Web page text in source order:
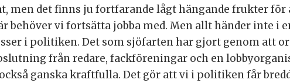
men det finns ju fortfarande lågt hängande frukter för
behöver vi fortsätta jobba med. Men allt händer inte i
i politiken. Det som sjöfarten har gjort genom att
från redare, fackföreningar och en
ganska kraftfulla. Det gör att vi i politiken får